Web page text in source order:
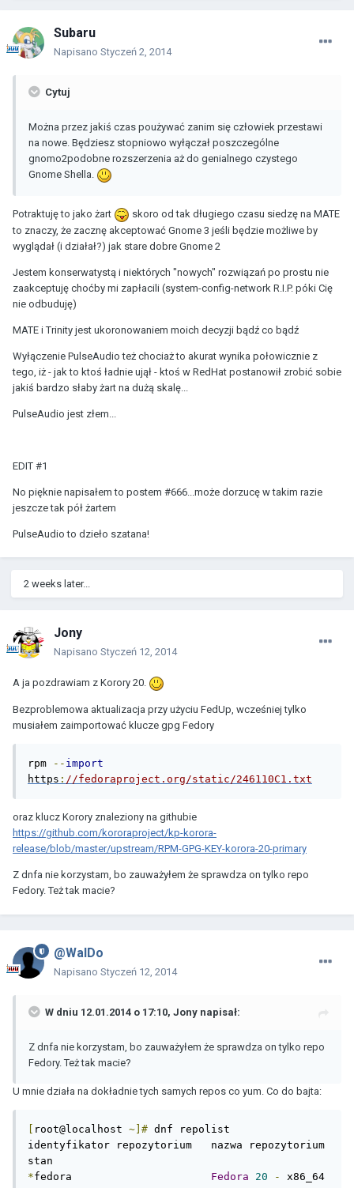
Subaru
Napisano Styczeń 2, 2014
Cytuj
Można przez jakiś czas poużywać zanim się człowiek przestawi
na nowe. Będziesz stopniowo wyłączał poszczególne
gnomo2podobne rozszerzenia aż do genialnego czystego
Gnome Shella.
Potraktuję to jako żart
skoro od tak długiego czasu siedzę na MATE
to znaczy, że zacznę akceptować Gnome 3 jeśli będzie możliwe by
wyglądał (i działał?) jak stare dobre Gnome 2
Jestem konserwatystą i niektórych "nowych" rozwiązań po prostu nie
zaakceptuję choćby mi zapłacili (system-config-network R.I.P. póki Cię
nie odbuduję)
MATE i Trinity jest ukoronowaniem moich decyzji bądź co bądź
Wyłączenie PulseAudio też chociaż to akurat wynika połowicznie z
tego, iż - jak to ktoś ładnie ujął - ktoś w RedHat postanowił zrobić sobie
jakiś bardzo słaby żart na dużą skalę...
PulseAudio jest złem...
EDIT #1
No pięknie napisałem to postem #666...może dorzucę w takim razie
jeszcze tak pół żartem
PulseAudio to dzieło szatana!
2 weeks later...
Jony
Napisano Styczeń 12, 2014
A ja pozdrawiam z Korory 20.
Bezproblemowa aktualizacja przy użyciu FedUp, wcześniej tylko
musiałem zaimportować klucze gpg Fedory
rpm -- import
https : //fedoraproject.org/static/246110C1.txt
oraz klucz Korory znaleziony na githubie
https://github.com/kororaproject/kp-korora-
release/blob/master/upstream/RPM-GPG-KEY-korora-20-primary
Z dnfa nie korzystam, bo zauważyłem że sprawdza on tylko repo
Fedory. Też tak macie?
@WalDo
Napisano Styczeń 12, 2014
W dniu 12.01.2014 o 17:10, Jony napisał:
Z dnfa nie korzystam, bo zauważyłem że sprawdza on tylko repo
Fedory. Też tak macie?
U mnie działa na dokładnie tych samych repos co yum. Co do bajta:
root@localhost ~]# dnf repolist
identyfikator repozytorium   nazwa repozytorium
*fedora Fedora 20 -